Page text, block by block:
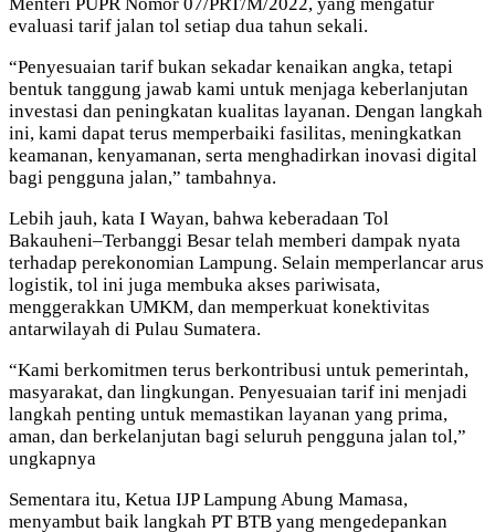
evaluasi tarif jalan tol setiap dua tahun sekali.
“Penyesuaian tarif bukan sekadar kenaikan angka, tetapi
bentuk tanggung jawab kami untuk menjaga keberlanjutan
investasi dan peningkatan kualitas layanan. Dengan langkah
ini, kami dapat terus memperbaiki fasilitas, meningkatkan
keamanan, kenyamanan, serta menghadirkan inovasi digital
bagi pengguna jalan,” tambahnya.
Lebih jauh, kata I Wayan, bahwa keberadaan Tol
Bakauheni–Terbanggi Besar telah memberi dampak nyata
terhadap perekonomian Lampung. Selain memperlancar arus
logistik, tol ini juga membuka akses pariwisata,
menggerakkan UMKM, dan memperkuat konektivitas
antarwilayah di Pulau Sumatera.
“Kami berkomitmen terus berkontribusi untuk pemerintah,
masyarakat, dan lingkungan. Penyesuaian tarif ini menjadi
langkah penting untuk memastikan layanan yang prima,
aman, dan berkelanjutan bagi seluruh pengguna jalan tol,”
ungkapnya
Sementara itu, Ketua IJP Lampung Abung Mamasa,
menyambut baik langkah PT BTB yang mengedepankan